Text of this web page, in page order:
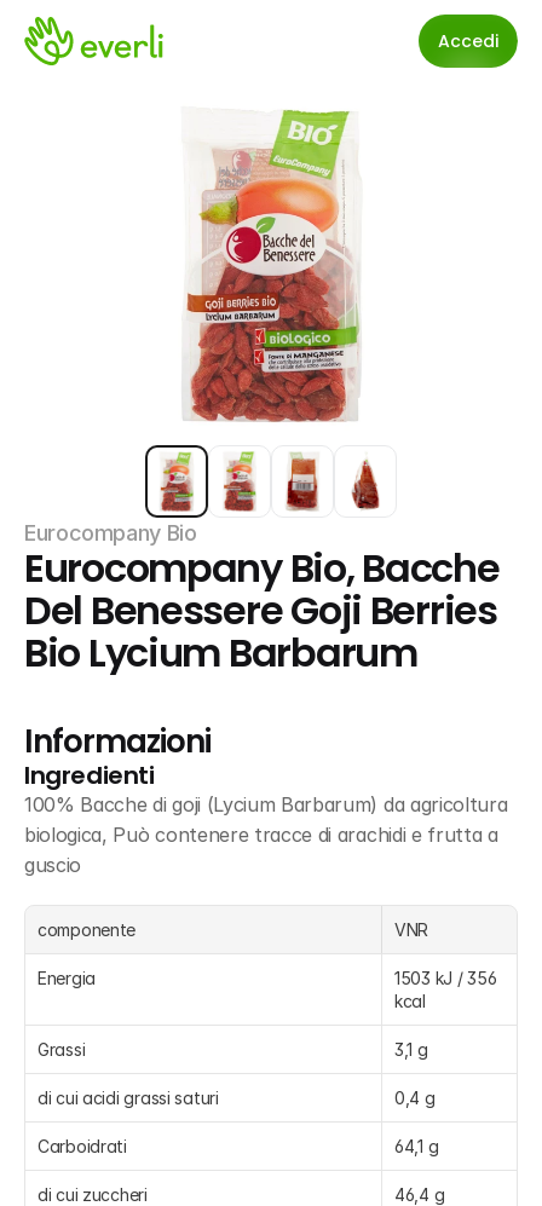
Accedi
Eurocompany Bio
Eurocompany Bio, Bacche
Del Benessere Goji Berries
Bio Lycium Barbarum
Informazioni
Ingredienti
100% Bacche di goji (Lycium Barbarum) da agricoltura
biologica, Può contenere tracce di arachidi e frutta a
guscio
componente VNR
Energia
1503 kJ / 356
kcal
Grassi 3,1 g
di cui acidi grassi saturi 0,4 g
Carboidrati 64,1 g
di cui zuccheri 46,4 g